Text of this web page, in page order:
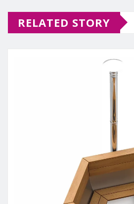
RELATED STORY